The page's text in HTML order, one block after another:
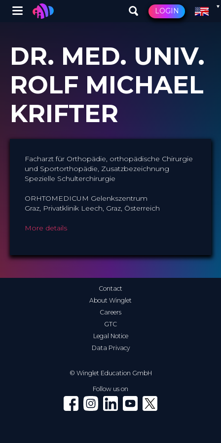
main
content
Winglet LOGIN
DR. MED. UNIV.
ROLF MICHAEL
KRIFTER
Facharzt für Orthopädie, orthopädische Chirurgie
und Sportorthopädie, Zusatzbezeichnung
Spezielle Schulterchirurgie
ORHTOMEDICUM Gelenkszentrum
Graz, Privatklinik Leech, Graz, Österreich
More details
© Winglet Education GmbH
Contact
About Winglet
Careers
GTC
Legal Notice
Data Privacy
Follow us on
Winglet on Facebook
Winglet on Instagram
Winglet on LinkedIn
Winglet on YouTube
Winglet on X (Twitter)